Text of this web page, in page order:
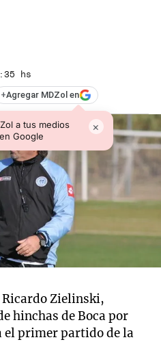
hs
+Agregar MDZol en
a tus medios
Google
×
Ricardo Zielinski,
hinchas de Boca por
el primer partido de la